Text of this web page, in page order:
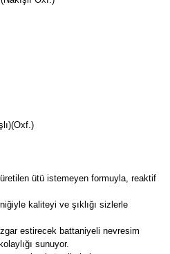
ütü istemeyen formuyla, reaktif
kaliteyi ve şıklığı sizlerle
estirecek battaniyeli nevresim
sunuyor.